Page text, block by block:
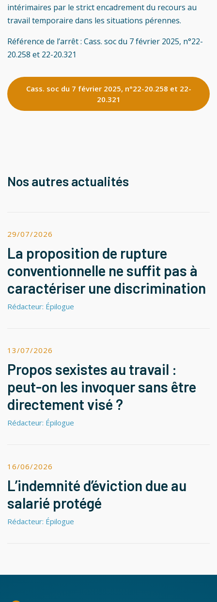
intérimaires par le strict encadrement du recours au
travail temporaire dans les situations pérennes.
Référence de l’arrêt : Cass. soc du 7 février 2025, n°22-
20.258 et 22-20.321
Cass. soc du 7 février 2025, n°22-20.258 et 22-
20.321
Nos autres actualités
29/07/2026
La proposition de rupture
conventionnelle ne suffit pas à
caractériser une discrimination
Rédacteur: Épilogue
13/07/2026
Propos sexistes au travail :
peut-on les invoquer sans être
directement visé ?
Rédacteur: Épilogue
16/06/2026
L’indemnité d’éviction due au
salarié protégé
Rédacteur: Épilogue